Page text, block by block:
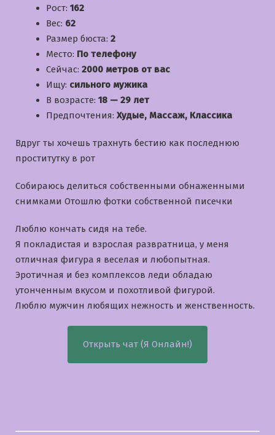
Рост: 162
Вес: 62
Размер бюста: 2
Место: По телефону
Сейчас: 2000 метров от вас
Ищу: сильного мужика
В возрасте: 18 — 29 лет
Предпочтения: Худые, Массаж, Классика
Вдруг ты хочешь трахнуть бестию как последнюю
проститутку в рот
Собираюсь делиться собственными обнаженными
снимками Отошлю фотки собственной писечки
Люблю кончать сидя на тебе.
Я покладистая и взрослая развратница, у меня
отличная фигура я веселая и любопытная.
Эротичная и без комплексов леди обладаю
утонченным вкусом и похотливой фигурой.
Люблю мужчин любящих нежность и женственность.
Открыть чат (Я Онлайн!)